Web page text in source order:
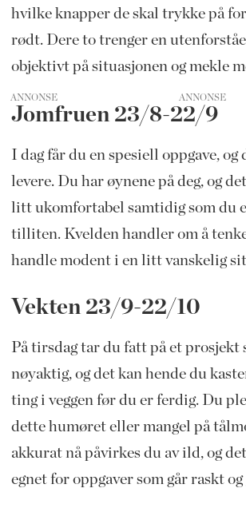
hvilke knapper de skal trykke på for
rødt. Dere to trenger en
objektivt på situasjonen og mekle
ANNONSE
Jomfruen 23/8-22/9
I dag får du en spesiell oppgave, og
levere. Du har øynene på deg, og
litt ukomfortabel samtidig som du
tilliten. Kvelden handler om å
handle modent i en litt vanskelig
Vekten 23/9-22/10
På tirsdag tar du fatt på et prosjekt
nøyaktig, og det kan hende du
ting i veggen før du er ferdig. Du
dette humøret eller mangel på
akkurat nå påvirkes du av ild, og
egnet for oppgaver som går raskt